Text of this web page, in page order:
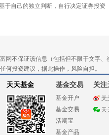
于自己的独立判断，自行决定证券投资
不保证该信息（包括但不限于文字
何投资建议，据此操作，风险自担。
天天基金 基金交易
基金开户
基金交易
活期宝
基金产品
关注
天
天